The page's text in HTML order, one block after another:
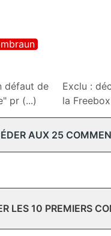
défaut de
pr (...)
Exclu :
la
AUX 25
LES 10 PREMIERS